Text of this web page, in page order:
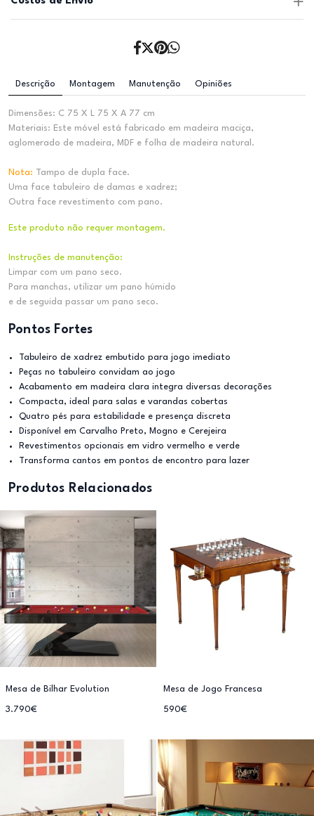
Descrição Montagem Manutenção Opiniões
Dimensões: C 75 X L 75 X A 77 cm
Materiais: Este móvel está fabricado em madeira maciça,
aglomerado de madeira, MDF e folha de madeira natural.
Nota: Tampo de dupla face.
Uma face tabuleiro de damas e xadrez;
Outra face revestimento com pano.
Este produto não requer montagem.
Instruções de manutenção:
Limpar com um pano seco.
Para manchas, utilizar um pano húmido
e de seguida passar um pano seco.
Pontos Fortes
Tabuleiro de xadrez embutido para jogo imediato
Peças no tabuleiro convidam ao jogo
Acabamento em madeira clara integra diversas decorações
Compacta, ideal para salas e varandas cobertas
Quatro pés para estabilidade e presença discreta
Disponível em Carvalho Preto, Mogno e Cerejeira
Revestimentos opcionais em vidro vermelho e verde
Transforma cantos em pontos de encontro para lazer
Produtos Relacionados
Mesa de Bilhar Evolution
3.790€
Mesa de Jogo Francesa
590€